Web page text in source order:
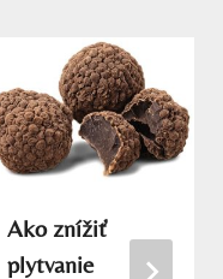
Ako znížiť
plytvanie